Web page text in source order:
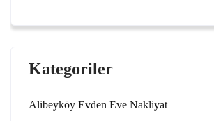
Kategoriler
Alibeyköy Evden Eve Nakliyat